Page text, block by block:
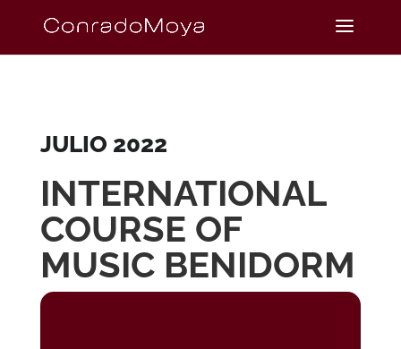
JULIO 2022
INTERNATIONAL
COURSE OF
MUSIC BENIDORM